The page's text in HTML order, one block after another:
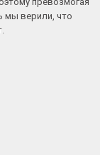
мы верили, что